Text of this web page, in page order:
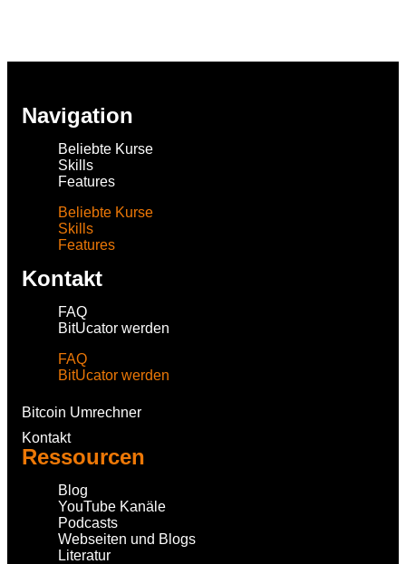
Navigation
Beliebte Kurse
Skills
Features
Beliebte Kurse
Skills
Features
Kontakt
FAQ
BitUcator werden
FAQ
BitUcator werden
Bitcoin Umrechner
Kontakt
Ressourcen
Blog
YouTube Kanäle
Podcasts
Webseiten und Blogs
Literatur